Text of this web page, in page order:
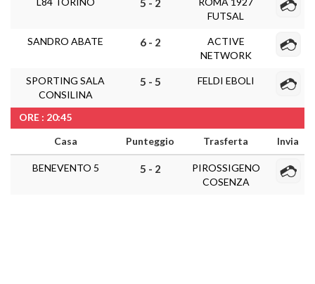
5 - 2
FUTSAL
SANDRO ABATE 6 - 2
ACTIVE
NETWORK
SPORTING SALA
CONSILINA
5 - 5 FELDI EBOLI
ORE : 20:45
Casa
Punteggio Trasferta Invia
BENEVENTO 5 5 - 2
PIROSSIGENO
COSENZA